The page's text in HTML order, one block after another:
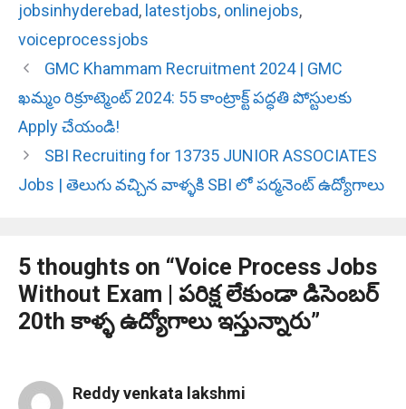
jobsinhyderebad, latestjobs, onlinejobs,
voiceprocessjobs
GMC Khammam Recruitment 2024 | GMC
ఖమ్మం రిక్రూట్మెంట్ 2024: 55 కాంట్రాక్ట్ పద్ధతి పోస్టులకు
Apply చేయండి!
SBI Recruiting for 13735 JUNIOR ASSOCIATES
Jobs | తెలుగు వచ్చిన వాళ్ళకి SBI లో పర్మనెంట్ ఉద్యోగాలు
5 thoughts on “Voice Process Jobs
Without Exam | పరిక్ష లేకుండా డిసెంబర్
20th కాళ్ళ ఉద్యోగాలు ఇస్తున్నారు”
Reddy venkata lakshmi